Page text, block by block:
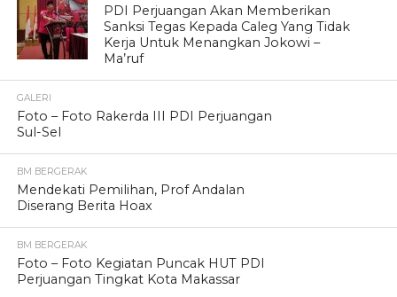
PDI Perjuangan Akan Memberikan
Sanksi Tegas Kepada Caleg Yang Tidak
Kerja Untuk Menangkan Jokowi –
Ma’ruf
GALERI
Foto – Foto Rakerda III PDI Perjuangan
Sul-Sel
BM BERGERAK
Mendekati Pemilihan, Prof Andalan
Diserang Berita Hoax
BM BERGERAK
Foto – Foto Kegiatan Puncak HUT PDI
Perjuangan Tingkat Kota Makassar